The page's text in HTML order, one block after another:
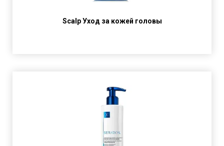
Scalp Уход за кожей головы